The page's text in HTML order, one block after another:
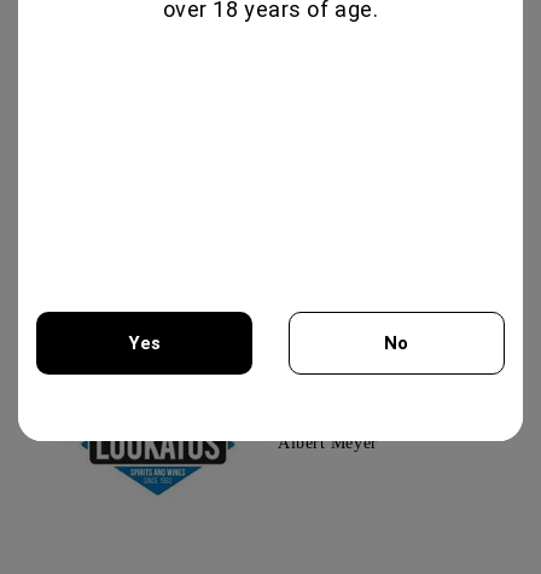
Albert Meyer
over 18 years of age.
Yes No